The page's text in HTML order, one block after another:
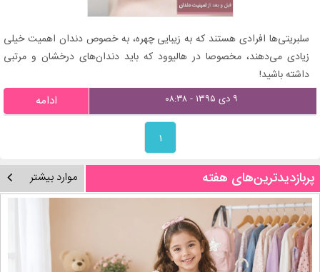
سلبریتی‌ها افرادی هستند که به زیبایی چهره، به خصوص دندان اهمیت خیلی
زیادی می‌دهند، مخصوصا در هالیوود که باید دندان‌های درخشان و مرتبی
داشته باشید!
۹ دی ۱۳۹۵ - ۰۸:۳۸ ادامه
۱
پربازدیدترین‌های هفته موارد بیشتر